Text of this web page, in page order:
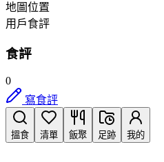
地圖位置
用戶食評
食評
0
寫食評
搵食 清單 飯聚 足跡 我的